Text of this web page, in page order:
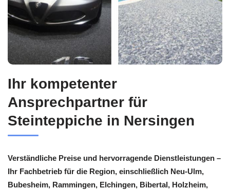
Ihr kompetenter
Ansprechpartner für
Steinteppiche in Nersingen
Verständliche Preise und hervorragende Dienstleistungen –
Ihr Fachbetrieb für die Region, einschließlich Neu-Ulm,
Bubesheim, Rammingen, Elchingen, Bibertal, Holzheim,